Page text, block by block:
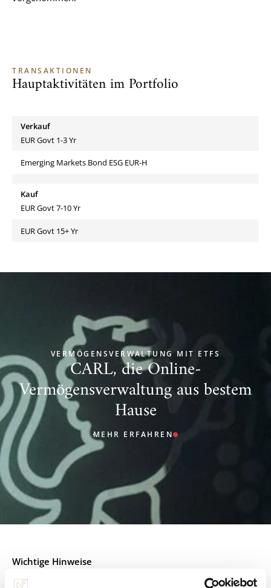
TRANSAKTIONEN
Hauptaktivitäten im Portfolio
Verkauf
EUR Govt 1-3 Yr
Emerging Markets Bond ESG EUR-H
Kauf
EUR Govt 7-10 Yr
EUR Govt 15+ Yr
VERMÖGENSVERWALTUNG MIT ETFS
CARL, die Online-
Vermögensverwaltung aus bestem
Hause
MEHR ERFAHREN
Wichtige Hinweise